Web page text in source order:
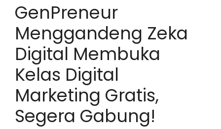
GenPreneur
Menggandeng Zeka
Digital Membuka
Kelas Digital
Marketing Gratis,
Segera Gabung!